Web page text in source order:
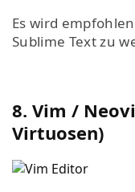
Es wird
Sublime Text zu
8. Vim /
Virtuosen)